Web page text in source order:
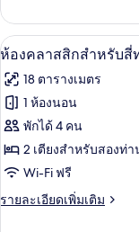
ทริปเปิล
เกี่ยว
กับ
ห้อง
สิ
ก
ทริปเปิล
เปิด
ภาพถ่าย
ทั้งหมด
ของ
ห้อง
คลาส
สิ
4
ห้องคลาสสิกสำหรับสี่
18 ตารางเมตร
1 ห้องนอน
พักได้ 4 คน
2 เตียงสำหรับสองท่า
Wi-Fi ฟรี
รายละเอียดเพิ่มเติม
ราย